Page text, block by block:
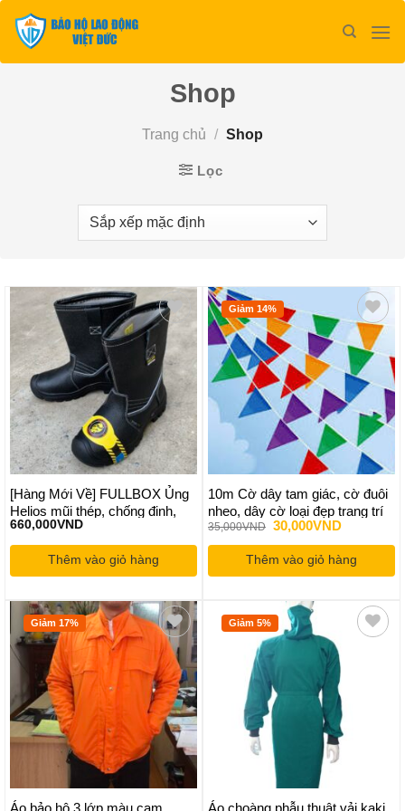
qua
Shop
Trang chủ / Shop
Lọc
[Hàng Mới Về] FULLBOX Ủng
Helios mũi thép, chống đinh,
chống dầu, chống nước, chống
trơn trượt, siêu bền
660,000VND
Thêm vào giỏ hàng
Giảm 14%
10m Cờ dây tam giác, cờ đuôi
nheo, dây cờ loại đẹp trang trí
tết, lễ hội, ngoài trời không tưa
vải
35,000VND Giá
gốc
là:
35,000VND.
30,000VNDGiá
tại
là:
Thêm vào giỏ hàng
Giảm 17% Giảm 5%